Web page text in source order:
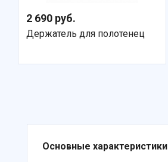
2 690 руб.
Держатель для полотенец
Основные характеристики